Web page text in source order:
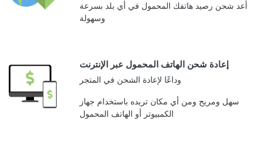
أعد شحن رصيد هاتفك المحمول في أي بلد بسرعة
وسهولة
إعادة شحن الهاتف المحمول عبر الإنترنت
وداعًا لإعادة الشحن في المتجر
سهل ومريح ومن أي مكان تريده باستخدام جهاز
الكمبيوتر أو الهاتف المحمول